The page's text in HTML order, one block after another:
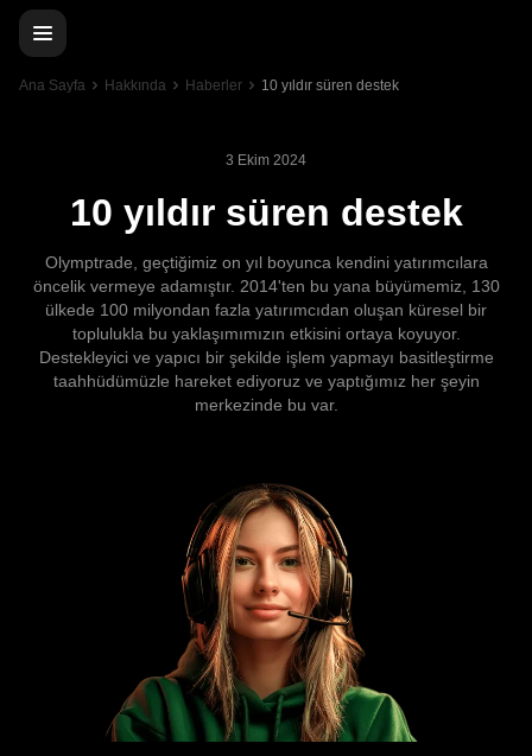
Ana Sayfa Hakkında Haberler 10 yıldır süren destek
3 Ekim 2024
10 yıldır süren destek
Olymptrade, geçtiğimiz on yıl boyunca kendini yatırımcılara
öncelik vermeye adamıştır. 2014'ten bu yana büyümemiz, 130
ülkede 100 milyondan fazla yatırımcıdan oluşan küresel bir
toplulukla bu yaklaşımımızın etkisini ortaya koyuyor.
Destekleyici ve yapıcı bir şekilde işlem yapmayı basitleştirme
taahhüdümüzle hareket ediyoruz ve yaptığımız her şeyin
merkezinde bu var.